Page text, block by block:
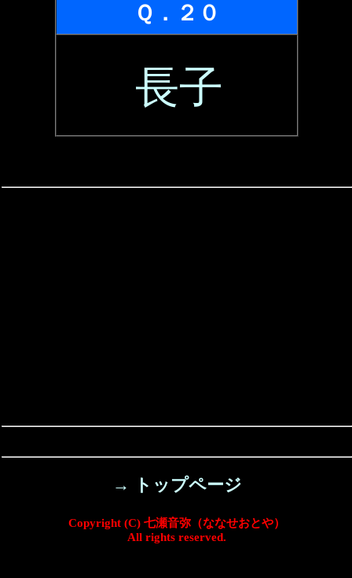
Ｑ．２０
長子
→ トップページ
Copyright (C) 七瀬音弥（ななせおとや）
All rights reserved.